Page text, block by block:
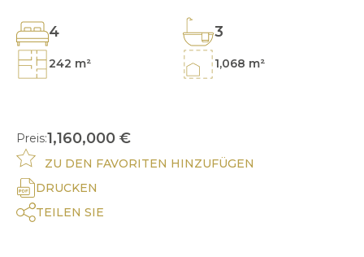
4 3
242 m² 1,068 m²
Preis:1,160,000 €
ZU DEN FAVORITEN HINZUFÜGEN
DRUCKEN
TEILEN SIE